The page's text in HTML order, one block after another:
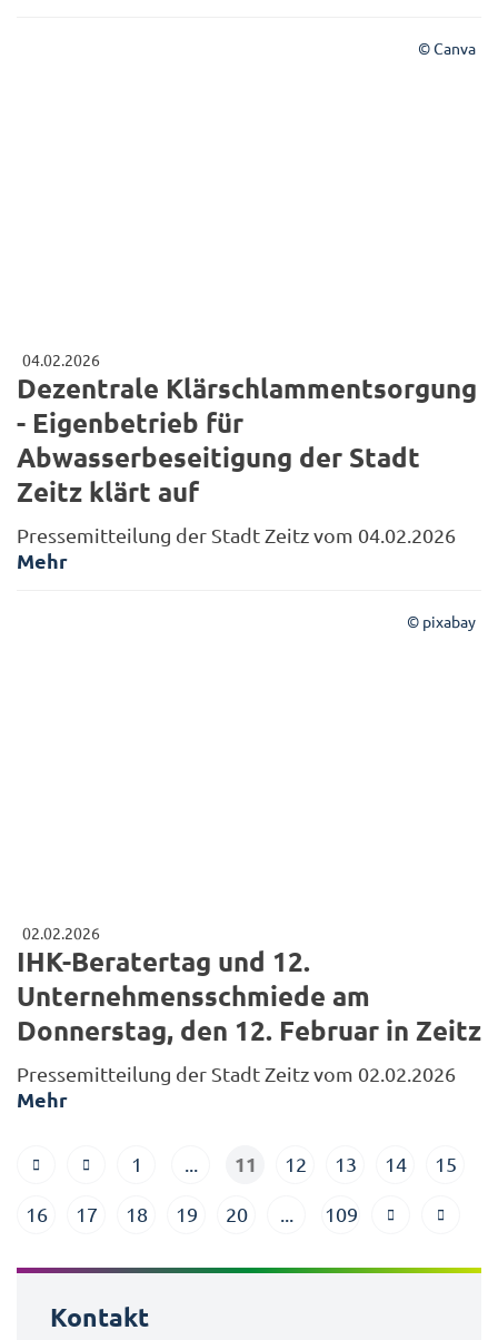
© Canva
04.02.2026
Dezentrale Klärschlammentsorgung
- Eigenbetrieb für
Abwasserbeseitigung der Stadt
Zeitz klärt auf
Pressemitteilung der Stadt Zeitz vom 04.02.2026
Mehr
© pixabay
02.02.2026
IHK-Beratertag und 12.
Unternehmensschmiede am
Donnerstag, den 12. Februar in Zeitz
Pressemitteilung der Stadt Zeitz vom 02.02.2026
Mehr
1 11 12 13 14 15
16 17 18 19 20 109
Kontakt